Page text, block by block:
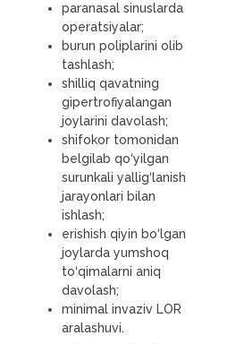
paranasal sinuslarda
operatsiyalar;
burun poliplarini olib
tashlash;
shilliq qavatning
gipertrofiyalangan
joylarini davolash;
shifokor tomonidan
belgilab qo‘yilgan
surunkali yallig‘lanish
jarayonlari bilan
ishlash;
erishish qiyin bo‘lgan
joylarda yumshoq
to‘qimalarni aniq
davolash;
minimal invaziv LOR
aralashuvi.